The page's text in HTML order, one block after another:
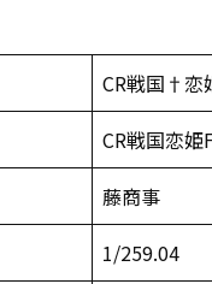
CR戦国†恋
CR戦国恋姫
藤商事
1/259.04